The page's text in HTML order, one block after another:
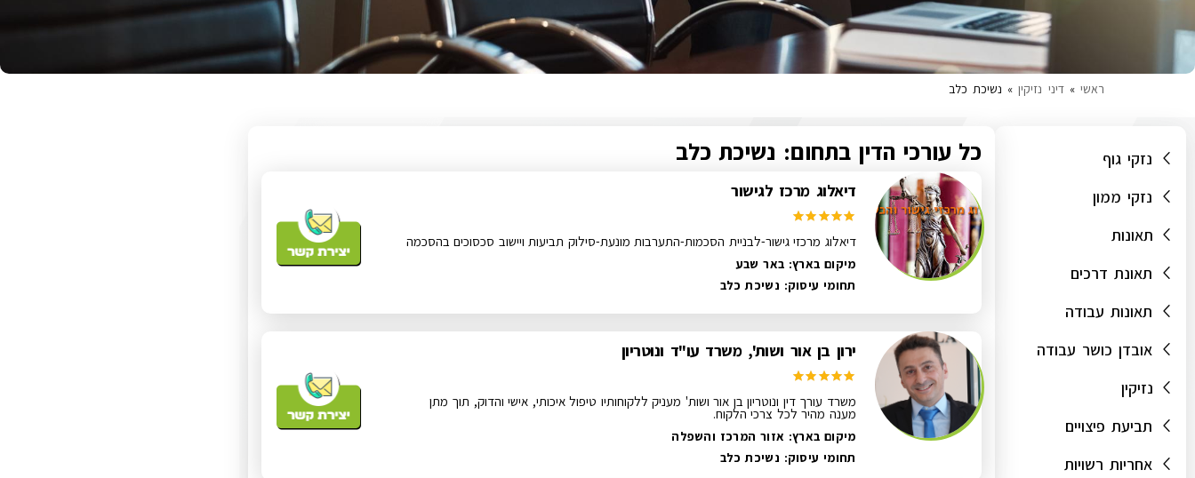
ראשי »דיני נזיקין» נשיכת כלב
נזקי גוף
נזקי ממון
תאונות
תאונת דרכים
תאונות עבודה
אובדן כושר עבודה
נזיקין
תביעת פיצויים
אחריות רשויות
כל עורכי הדין בתחום: נשיכת כלב
דיאלוג מרכז לגישור
דיאלוג מרכזי גישור-לבניית הסכמות-התערבות מונעת-סילוק תביעות ויישוב סכסוכים בהסכמה
מיקום בארץ: באר שבע
תחומי עיסוק: נשיכת כלב
ירון בן אור ושות', משרד עו"ד ונוטריון
משרד עורך דין ונוטריון בן אור ושות' מעניק ללקוחותיו טיפול איכותי, אישי והדוק, תוך מתן
מענה מהיר לכל צרכי הלקוח.
מיקום בארץ: אזור המרכז והשפלה
תחומי עיסוק: נשיכת כלב